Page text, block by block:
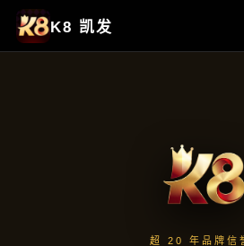
企业要闻
首页 企业